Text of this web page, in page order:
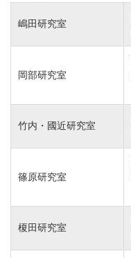
嶋田研究室
岡部研究室
竹内・國近研究室
篠原研究室
榎田研究室